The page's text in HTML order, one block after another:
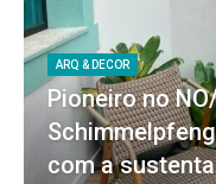
ARQ & DECOR
Pioneiro no
com a